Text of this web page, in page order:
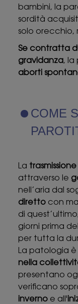
bambini, la
sordità
solo orecchio,
Se contratta
gravidanza, la
aborti
COME
La trasmissione
attraverso le
nell’aria dal
diretto con
di
giorni prima
per tutta la
La patologia è
nella
presentano
verificano
inverno e all'